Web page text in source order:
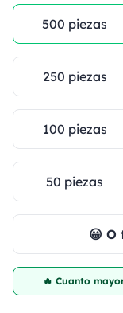
500 piezas
250 piezas
100 piezas
50 piezas
😀 O
🔥 Cuanto